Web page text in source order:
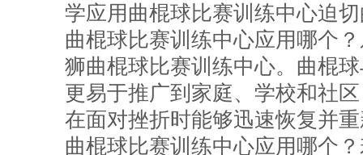
学应用曲棍球比赛训练中心迫
曲棍球比赛训练中心应用哪个
狮曲棍球比赛训练中心。曲棍
更易于推广到家庭、学校和社
在面对挫折时能够迅速恢复并
曲棍球比赛训练中心应用哪个